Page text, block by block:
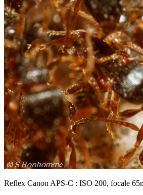
Reflex Canon APS-C : ISO 200, focale